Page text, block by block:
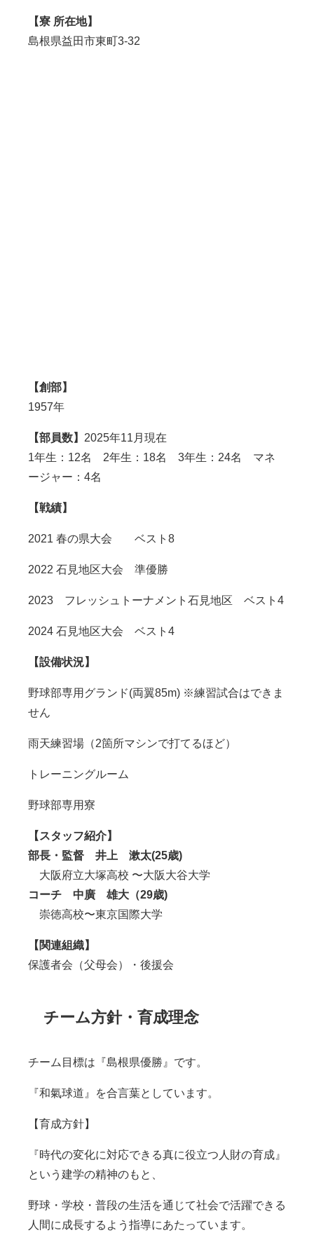
【寮 所在地】
島根県益田市東町3-32
【創部】
1957年
【部員数】 2025年11月現在
1年生：12名 2年生：18名 3年生：24名 マネ
ージャー：4名
【戦績】
2021 春の県大会 ベスト 8
2022 石見地区大会 準優勝
2023 フレッシュトーナメント石見地区 ベスト 4
2024 石見地区大会 ベスト 4
【設備状況】
野球部専用グランド(両翼85m) ※練習試合はできま
せん
雨天練習場（2箇所マシンで打てるほど）
トレーニングルーム
野球部専用寮
【スタッフ紹介】
部長・監督 井上 漱太(25歳)
大阪府立大塚高校 〜大阪大谷大学
コーチ 中廣 雄大（29歳)
崇徳高校〜東京国際大学
【関連組織】
保護者会（父母会）・後援会
チーム方針・育成理念
チーム目標は『島根県優勝』です。
『和氣球道』を合言葉としています。
【育成方針】
『時代の変化に対応できる真に役立つ人財の育成』
という建学の精神のもと、
野球・学校・普段の生活を通じて社会で活躍できる
人間に成長するよう指導にあたっています。